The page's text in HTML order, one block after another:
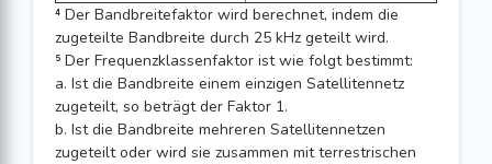
⁴ Der Bandbreitefaktor wird berechnet, indem die
zugeteilte Bandbreite durch 25 kHz geteilt wird.
⁵ Der Frequenzklassenfaktor ist wie folgt bestimmt:
a. Ist die Bandbreite einem einzigen Satellitennetz
zugeteilt, so beträgt der Faktor 1.
b. Ist die Bandbreite mehreren Satellitennetzen
zugeteilt oder wird sie zusammen mit terrestrischen